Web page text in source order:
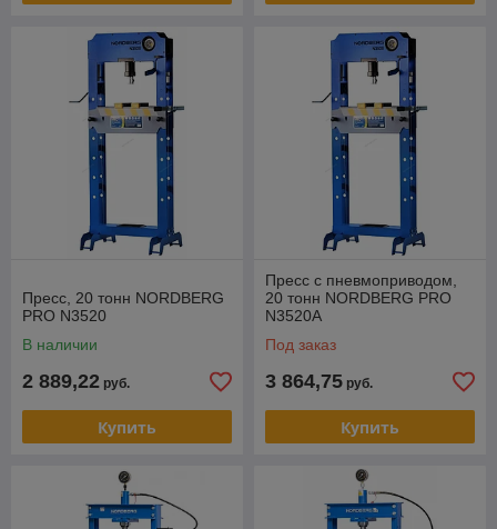
Пресс, 20 тонн NORDBERG
PRO N3520
В наличии
2 889,22 руб.
Купить
Пресс с пневмоприводом,
20 тонн NORDBERG PRO
N3520A
Под заказ
3 864,75 руб.
Купить